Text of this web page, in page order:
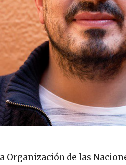
Organización de las